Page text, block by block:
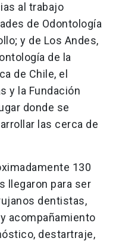
al trabajo
de Odontología
y de Los Andes,
de la
de Chile, el
y la Fundación
donde se
las cerca de
130
llegaron para ser
dentistas,
acompañamiento
destartraje,